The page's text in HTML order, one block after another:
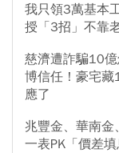
我只領3萬基本
授「3招」不靠
慈濟遭詐騙10
博信任！豪宅
應了
兆豐金、華南金
一表PK「價差